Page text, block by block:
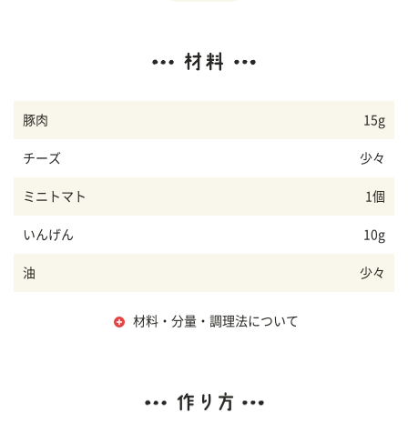
豚肉 15g
チーズ 少々
ミニトマト 1個
いんげん 10g
油 少々
材料・分量・調理法について